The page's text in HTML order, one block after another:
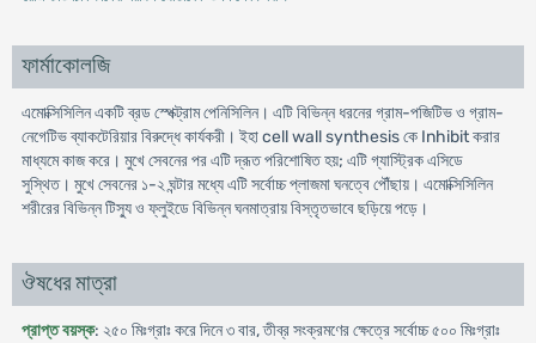
ফার্মাকোলজি
এমোক্সিসিলিন একটি ব্রড স্পেক্ট্রাম পেনিসিলিন। এটি বিভিন্ন ধরনের গ্রাম-পজিটিভ ও গ্রাম-
নেগেটিভ ব্যাকটেরিয়ার বিরুদ্ধে কার্যকরী। ইহা cell wall synthesis কে Inhibit করার
মাধ্যমে কাজ করে। মুখে সেবনের পর এটি দ্রূত পরিশোষিত হয়; এটি গ্যাস্ট্রিক এসিডে
সুস্থিত। মুখে সেবনের ১-২ ঘন্টার মধ্যে এটি সর্বোচ্চ প্লাজমা ঘনত্বে পৌঁছায়। এমোক্সিসিলিন
শরীরের বিভিন্ন টিস্যু ও ফ্লুইডে বিভিন্ন ঘনমাত্রায় বিস্তৃতভাবে ছড়িয়ে পড়ে।
ঔষধের মাত্রা
প্রাপ্ত বয়স্ক: ২৫০ মিঃগ্রাঃ করে দিনে ৩ বার, তীব্র সংক্রমণের ক্ষেত্রে সর্বোচ্চ ৫০০ মিঃগ্রাঃ